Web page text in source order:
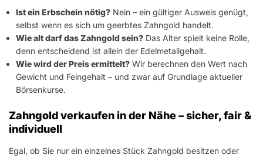
Ist ein Erbschein nötig? Nein – ein gültiger Ausweis genügt,
selbst wenn es sich um geerbtes Zahngold handelt.
Wie alt darf das Zahngold sein? Das Alter spielt keine Rolle,
denn entscheidend ist allein der Edelmetallgehalt.
Wie wird der Preis ermittelt? Wir berechnen den Wert nach
Gewicht und Feingehalt – und zwar auf Grundlage aktueller
Börsenkurse.
Zahngold verkaufen in der Nähe – sicher, fair &
individuell
Egal, ob Sie nur ein einzelnes Stück Zahngold besitzen oder